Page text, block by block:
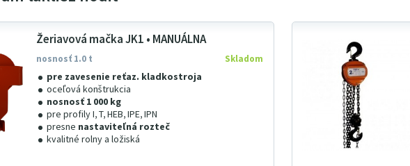
Žeriavová mačka JK1 • MANUÁLNA
nosnosť 1.0 t
pre zavesenie reťaz. kladkostroja
oceľová konštrukcia
nosnosť 1 000 kg
pre profily I, T, HEB, IPE, IPN
presne nastaviteľná rozteč
kvalitné rolny a ložiská
Skladom